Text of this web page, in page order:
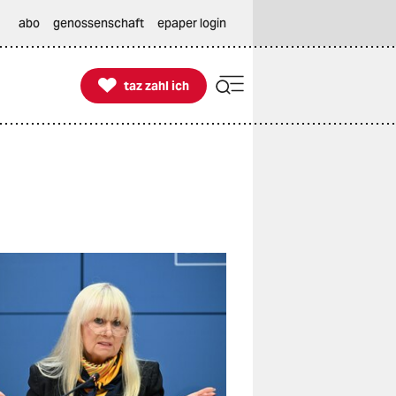
abo genossenschaft epaper login

taz zahl ich
taz zahl ich